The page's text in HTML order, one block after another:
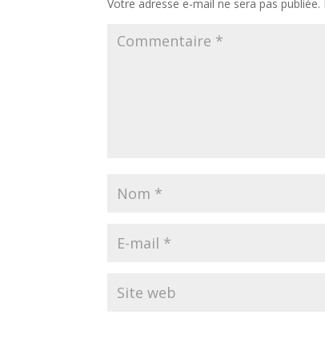
Votre adresse e-mail ne sera pas publiée.